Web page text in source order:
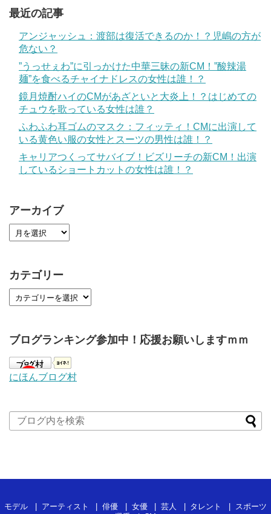
最近の記事
アンジャッシュ：渡部は復活できるのか！？児嶋の方が
危ない？
”うっせぇわ”に引っかけた中華三昧の新CM！”酸辣湯
麺”を食べるチャイナドレスの女性は誰！？
鏡月焼酎ハイのCMがあざといと大炎上！？はじめての
チュウを歌っている女性は誰？
ふわふわ耳ゴムのマスク：フィッティ！CMに出演して
いる黄色い服の女性とスーツの男性は誰！？
キャリアつくってサバイブ！ビズリーチの新CM！出演
しているショートカットの女性は誰！？
アーカイブ
カテゴリー
ブログランキング参加中！応援お願いしますｍｍ
にほんブログ村
モデル アーティスト 俳優 女優 芸人 タレント
スポーツ